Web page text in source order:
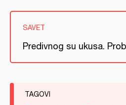
SAVET
Predivnog su ukusa.
TAGOVI